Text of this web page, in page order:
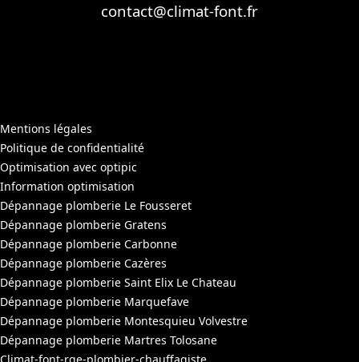
contact@climat-font.fr
Mentions légales
Politique de confidentialité
Optimisation avec optipic
Information optimisation
Dépannage plomberie Le Fousseret
Dépannage plomberie Gratens
Dépannage plomberie Carbonne
Dépannage plomberie Cazères
Dépannage plomberie Saint Elix Le Chateau
Dépannage plomberie Marquefave
Dépannage plomberie Montesquieu Volvestre
Dépannage plomberie Martres Tolosane